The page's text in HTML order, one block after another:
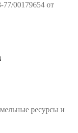
00179654 от
ресурсы и